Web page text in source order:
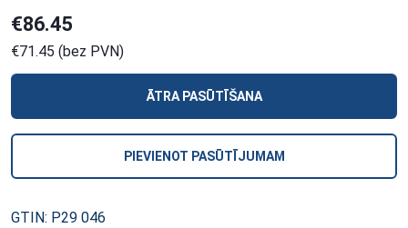
€86.45
€71.45 (bez PVN)
ĀTRA PASŪTĪŠANA
PIEVIENOT PASŪTĪJUMAM
GTIN: P29 046